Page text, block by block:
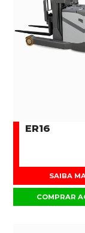
ER16
SAIBA
COMPRAR